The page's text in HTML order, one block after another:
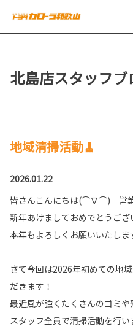
北島店スタッフブ
地域清掃活動🧹
2026.01.22
皆さんこんにちは(⌒∇⌒) 営業
新年あけましておめでとうござ
本年もよろしくお願いいたしま
さて今回は2026年初めての地
だきます！
最近風が強くたくさんのゴミや
スタッフ全員で清掃活動を行い